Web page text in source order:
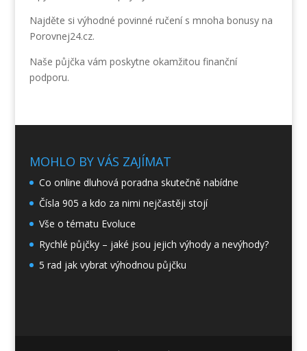
Najděte si výhodné povinné ručenís mnoha bonusy na
Porovnej24.cz.
Naše půjčka vám poskytne okamžitou finanční
podporu.
MOHLO BY VÁS ZAJÍMAT
Co online dluhová poradna skutečně nabídne
Čísla 905 a kdo za nimi nejčastěji stojí
Vše o tématu Evoluce
Rychlé půjčky – jaké jsou jejich výhody a nevýhody?
5 rad jak vybrat výhodnou půjčku